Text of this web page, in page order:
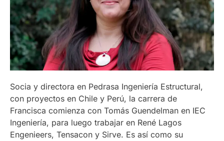
Socia y directora en Pedrasa Ingeniería Estructural,
con proyectos en Chile y Perú, la carrera de
Francisca comienza con Tomás Guendelman en IEC
Ingeniería, para luego trabajar en René Lagos
Engenieers, Tensacon y Sirve. Es así como su